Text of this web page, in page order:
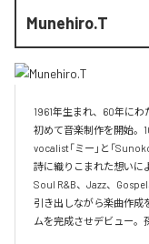
Munehiro.T
1961年生まれ、60年に
初めて音楽制作を開始。
vocalist「ミー」と「
詩に織りこまれた想いに
Soul R&B、Jazz、
引き出しながら楽曲作成
ムを完成させデビュー。